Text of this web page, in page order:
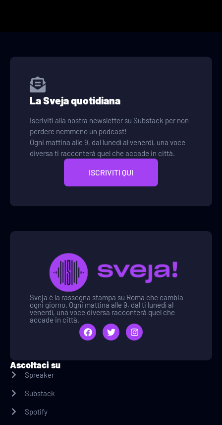
La Sveja quotidiana
Iscriviti alla nostra newsletter su Substack per non
perdere nemmeno un podcast!
Ogni mattina alle 9, dal lunedì al venerdì, una voce
diversa ti racconterà quel che accade in città.
ISCRIVITI QUI
Sveja è la rassegna stampa su Roma che cambia
ogni giorno. Ogni mattina alle 9, dal ti lunedì al
venerdì, una voce diversa racconterà quel che
accade in città.
Ascoltaci su
Spreaker
Substack
Spotify